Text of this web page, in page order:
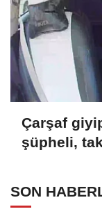
Çarşaf
şüpheli,
SON